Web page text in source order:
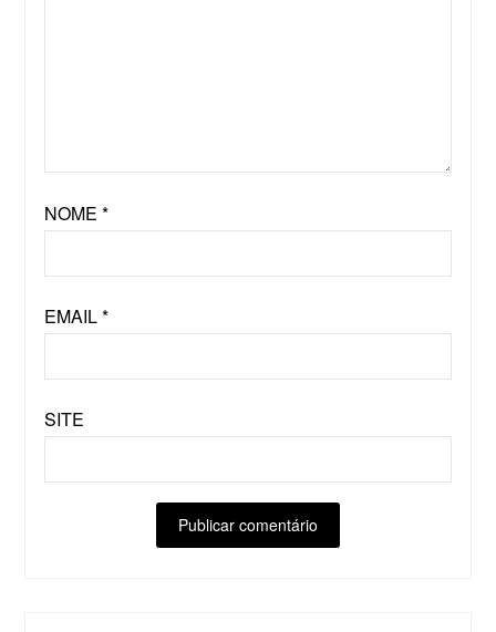
NOME *
EMAIL*
SITE